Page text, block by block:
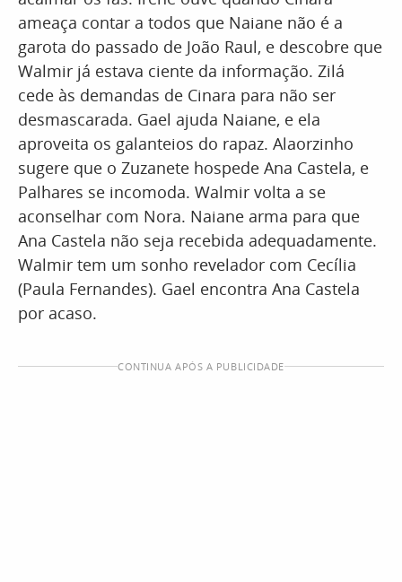
ameaça contar a todos que Naiane não é a
garota do passado de João Raul, e descobre que
Walmir já estava ciente da informação. Zilá
cede às demandas de Cinara para não ser
desmascarada. Gael ajuda Naiane, e ela
aproveita os galanteios do rapaz. Alaorzinho
sugere que o Zuzanete hospede Ana Castela, e
Palhares se incomoda. Walmir volta a se
aconselhar com Nora. Naiane arma para que
Ana Castela não seja recebida adequadamente.
Walmir tem um sonho revelador com Cecília
(Paula Fernandes). Gael encontra Ana Castela
por acaso.
CONTINUA APÓS A PUBLICIDADE